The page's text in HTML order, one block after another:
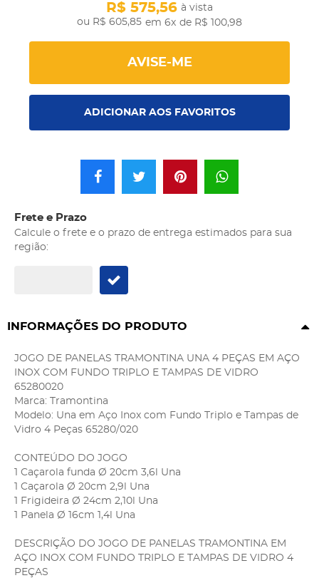
R$ 605,85
R$ 575,56 à vista
em 6x de R$ 100,98
AVISE-ME
ADICIONAR AOS FAVORITOS
Frete e Prazo
Calcule o frete e o prazo de entrega estimados para sua
região:
INFORMAÇÕES DO PRODUTO
JOGO DE PANELAS TRAMONTINA UNA 4 PEÇAS EM AÇO
INOX COM FUNDO TRIPLO E TAMPAS DE VIDRO
65280020
Marca: Tramontina
Modelo: Una em Aço Inox com Fundo Triplo e Tampas de
Vidro 4 Peças 65280/020
CONTEÚDO DO JOGO
1 Caçarola funda Ø 20cm 3,6l Una
1 Caçarola Ø 20cm 2,9l Una
1 Frigideira Ø 24cm 2,10l Una
1 Panela Ø 16cm 1,4l Una
DESCRIÇÃO DO JOGO DE PANELAS TRAMONTINA EM
AÇO INOX COM FUNDO TRIPLO E TAMPAS DE VIDRO 4
PEÇAS